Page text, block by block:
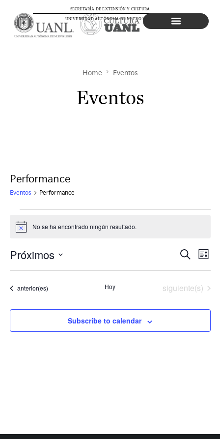
UNIVERSIDAD AUTÓNOMA DE NUEVO LEÓN
SECRETARÍA DE EXTENSIÓN Y CULTURA
Home Eventos
Eventos
Performance
Eventos Performance
Notice No se ha encontrado ningún resultado.
y
de
vistas
Buscar
de
Lista
Próximos
Eventos
anterior(es) Hoy Eventos
siguiente(s)
Subscribe to calendar